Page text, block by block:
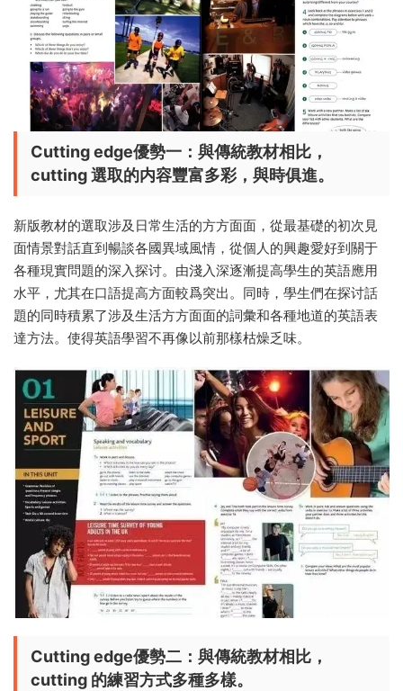
Cutting edge優勢一：與傳統教材相比，
cutting 選取的内容豐富多彩，與時俱進。
新版教材的選取涉及日常生活的方方面面，從最基礎的初次見
面情景對話直到暢談各國異域風情，從個人的興趣愛好到關于
各種現實問題的深入探讨。由淺入深逐漸提高學生的英語應用
水平，尤其在口語提高方面較爲突出。同時，學生們在探讨話
題的同時積累了涉及生活方方面面的詞彙和各種地道的英語表
達方法。使得英語學習不再像以前那樣枯燥乏味。
Cutting edge優勢二：與傳統教材相比，
cutting 的練習方式多種多樣。